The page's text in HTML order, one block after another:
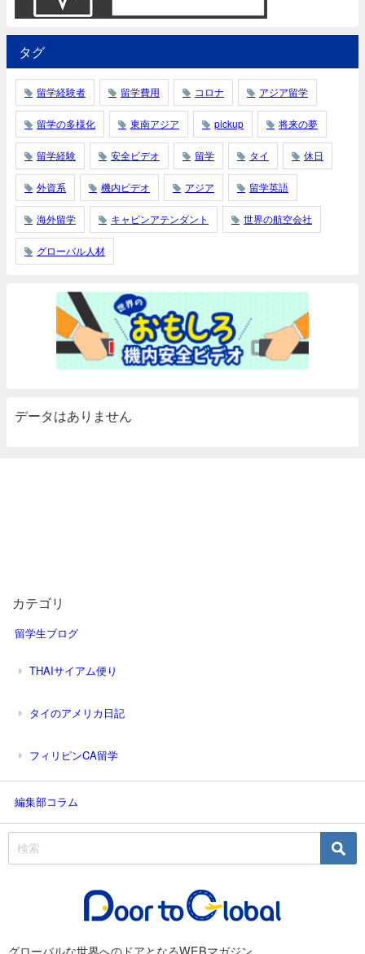
タグ
留学経験者 留学費用 コロナ アジア留学
留学の多様化 東南アジア pickup 将来の夢
留学経験 安全ビデオ 留学 タイ 休日
外資系 機内ビデオ アジア 留学英語
海外留学 キャビンアテンダント 世界の航空会社
グローバル人材
データはありません
カテゴリ
留学生ブログ
THAIサイアム便り
タイのアメリカ日記
フィリピンCA留学
編集部コラム
グローバルな世界へのドアとなるWEBマガジン。